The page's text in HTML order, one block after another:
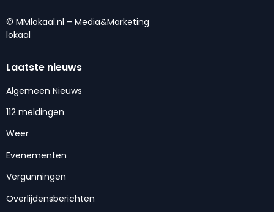
© MMlokaal.nl – Media&Marketing
lokaal
Laatste nieuws
Algemeen Nieuws
112 meldingen
Weer
Evenementen
Vergunningen
Overlijdensberichten